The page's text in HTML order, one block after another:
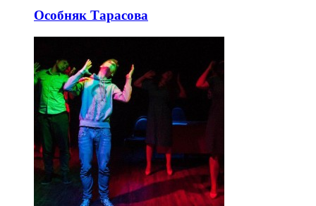
Особняк Тарасова